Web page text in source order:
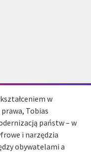
w
Tobias
państw – w
i narzędzia
obywatelami a